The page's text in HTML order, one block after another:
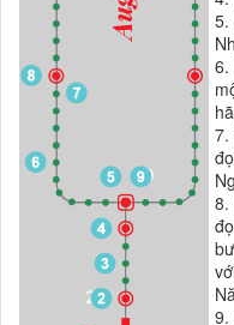
6.
7.
8.
9.